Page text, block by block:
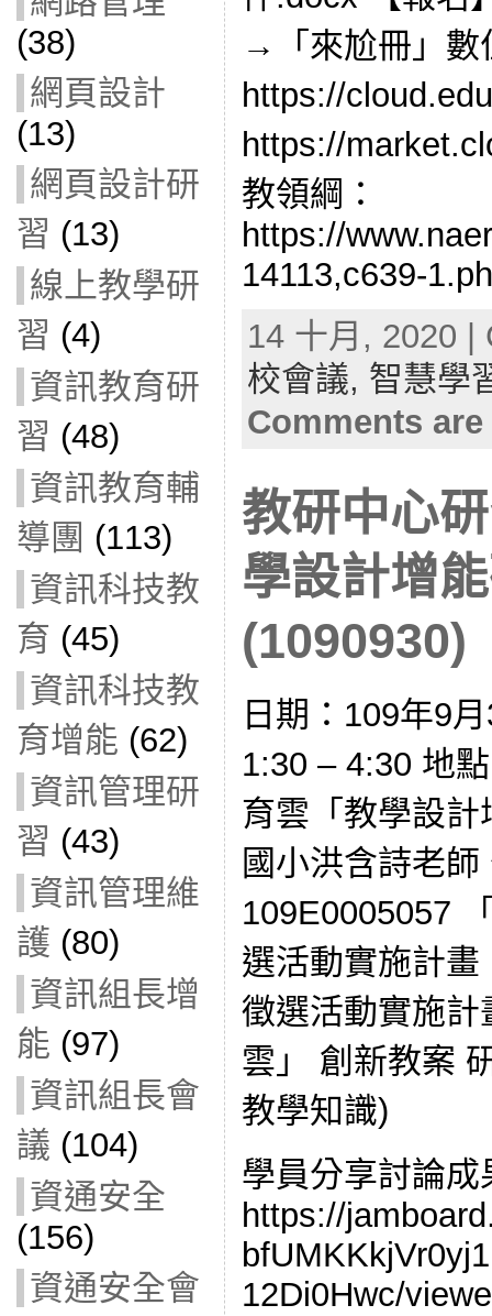
(38)
網頁設計
(13)
網頁設計研
習 (13)
線上教學研
習 (4)
資訊教育研
習 (48)
資訊教育輔
導團 (113)
資訊科技教
育 (45)
資訊科技教
育增能 (62)
資訊管理研
習 (43)
資訊管理維
護 (80)
資訊組長增
能 (97)
資訊組長會
議 (104)
資通安全
(156)
資通安全會
→「來尬冊」數
https://
https://
教領綱：
https://
14113,c639-
14 十月, 2020
校會議, 智慧學
Comments
教研中心
學設計增
(1090930)
日期：109年9
1:30 – 4:30 地
育雲「教學設
國小洪含詩老
109E0005057
選活動實施計
徵選活動實施
雲」 創新教案
教學知識)
學員分享討論成
https://
12Di0Hwc/